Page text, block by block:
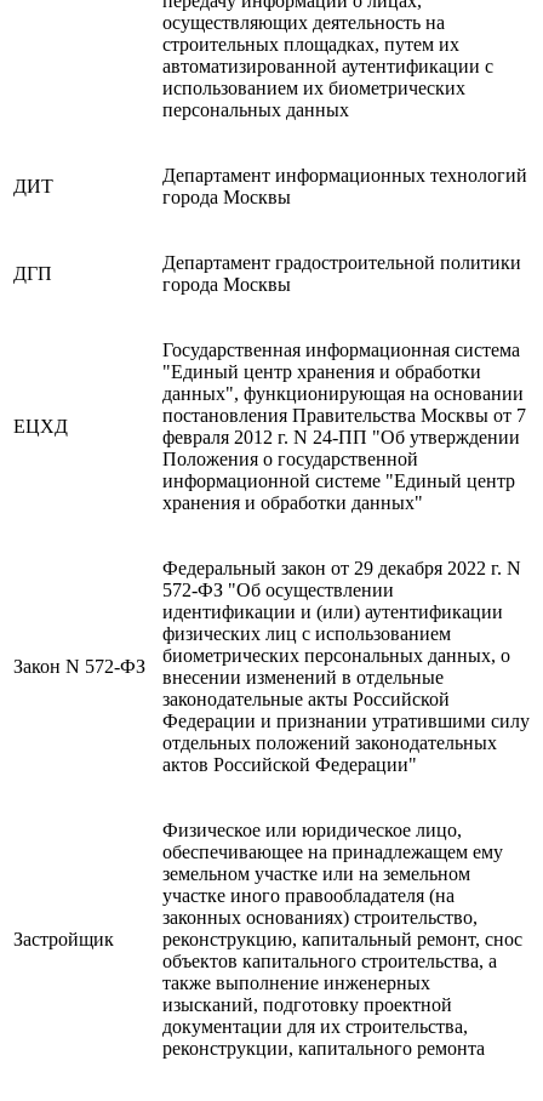
осуществляющих деятельность на
строительных площадках, путем их
автоматизированной аутентификации с
использованием их биометрических
персональных данных
ДИТ
Департамент информационных технологий
города Москвы
ДГП
Департамент градостроительной политики
города Москвы
ЕЦХД
Государственная информационная система
"Единый центр хранения и обработки
данных", функционирующая на основании
постановления Правительства Москвы от 7
февраля 2012 г. N 24-ПП "Об утверждении
Положения о государственной
информационной системе "Единый центр
хранения и обработки данных"
Закон N 572-ФЗ
Федеральный закон от 29 декабря 2022 г. N
572-ФЗ "Об осуществлении
идентификации и (или) аутентификации
физических лиц с использованием
биометрических персональных данных, о
внесении изменений в отдельные
законодательные акты Российской
Федерации и признании утратившими силу
отдельных положений законодательных
актов Российской Федерации"
Застройщик
Физическое или юридическое лицо,
обеспечивающее на принадлежащем ему
земельном участке или на земельном
участке иного правообладателя (на
законных основаниях) строительство,
реконструкцию, капитальный ремонт, снос
объектов капитального строительства, а
также выполнение инженерных
изысканий, подготовку проектной
документации для их строительства,
реконструкции, капитального ремонта